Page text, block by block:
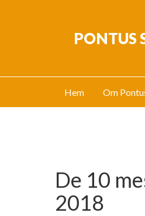
PONTUS
Hem Om
De 10
2018